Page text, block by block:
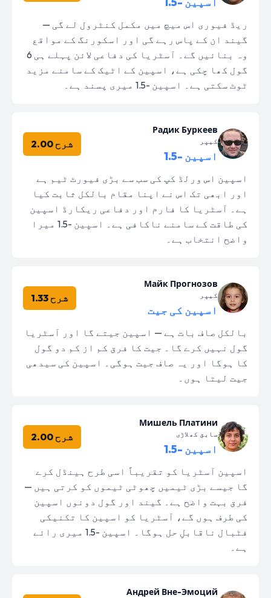
ریڈ فیوری اس میچ میں مکمل کنٹرول لے گی —
گیند ان کے پاس رہے گی اور اسکورنگ کے مواقع
وہ بنائیں گے۔ آسٹریا کی دفاعی لائن پہلے ہی 6
گول کھا چکی ہے، اسپین کے اٹیک کے سامنے مزید
ٹوٹ سکتی ہے۔ اسپین -1.5 میری پسند ہے۔
Радик Буркеев
کیپر
اسپین -1.5
شرح 2.00
اسپین اس ورلڈ کپ کی سب سے بڑی فیورٹ ٹیم ہے
اور ابھی تک اس نے اپنا مقام بالکل ثابت کیا
ہے۔ آسٹریا کا فارم اور دفاعی ریکارڈ اسپین
کی طاقت کے سامنے ناکافی ہے۔ اسپین -1.5 میرا
واضح انتخاب ہے۔
Майк Прогнозов
کیپر
اسپین کی جیت
شرح 1.33
بالکل صاف بات ہے — اسپین جیتے گا اور آسٹریا
گول نہیں کرے گا۔ جیت کا فرق کم از کم دو گول
کا ہوگا اور یہ صاف جیت ہوگی۔ اسپین کی سیدھی
جیت لیتا ہوں۔
Мишель Платини
سابق کھلاڑی
اسپین -1.5
شرح 2.00
اسپین آسٹریا کو تقریباً اسی طرح ہینڈل کرے
گا جیسے بڑی ٹیمیں چھوٹی ٹیموں کو کرتی ہیں —
فرق بہت واضح ہے۔ گیند اور گول دونوں اسپین
کی طرف ہوں گے، آسٹریا کو اسپین کا تکنیکی
فٹبال ناقابلِ حل ہوگا۔ اسپین -1.5 میری رائے
ہے۔
Андрей Вне-Эмоций